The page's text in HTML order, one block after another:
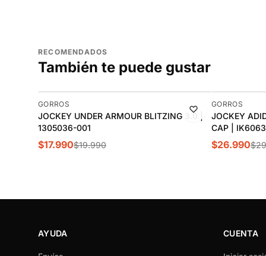
RECOMENDADOS
También te puede gustar
-10%
GORROS
JOCKEY UNDER ARMOUR BLITZING 3.0 |
1305036-001
$17.990$19.990
-10%
GORROS
JOCKEY
CAP | IK6063
$26.990
AYUDA CUENTA